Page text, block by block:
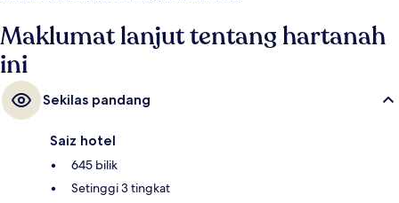
Maklumat lanjut tentang hartanah
ini
Sekilas pandang
Saiz hotel
645 bilik
Setinggi 3 tingkat